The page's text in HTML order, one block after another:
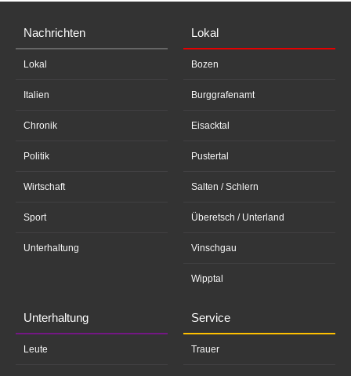
Nachrichten
Lokal
Italien
Chronik
Politik
Wirtschaft
Sport
Unterhaltung
Lokal
Bozen
Burggrafenamt
Eisacktal
Pustertal
Salten / Schlern
Überetsch / Unterland
Vinschgau
Wipptal
Unterhaltung
Leute
Service
Trauer